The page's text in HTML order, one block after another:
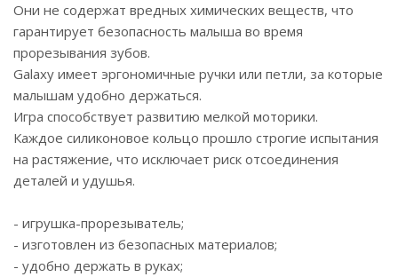
Они не содержат вредных химических веществ, что
гарантирует безопасность малыша во время
прорезывания зубов.
Galaxy имеет эргономичные ручки или петли, за которые
малышам удобно держаться.
Игра способствует развитию мелкой моторики.
Каждое силиконовое кольцо прошло строгие испытания
на растяжение, что исключает риск отсоединения
деталей и удушья.
- игрушка-прорезыватель;
- изготовлен из безопасных материалов;
- удобно держать в руках;